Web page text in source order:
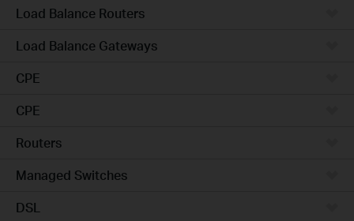
Load Balance Routers
Load Balance Gateways
CPE
CPE
Routers
Managed Switches
DSL